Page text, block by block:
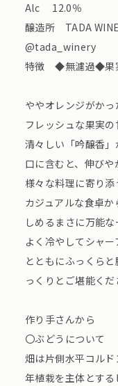
Alc 12.0％
醸造所 TADA
@tada_winery
特徴 ◆無濾過◆果
ややオレンジがかっ
フレッシュな果実
清々しい「吟醸香」
口に含むと、伸びや
様々な料理に寄り添
カジュアルな食卓
しめるまさに万能な
よく冷やしてシャ
とともにふっくら
っくりとご堪能くだ
作り手さんから
〇ぶどうについて
畑は片側水平コル
年植栽を主体とす